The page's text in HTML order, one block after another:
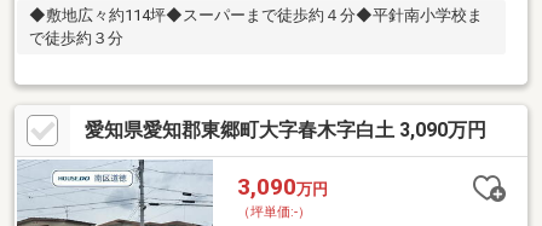
◆敷地広々約114坪◆スーパーまで徒歩約４分◆平針南小学校ま
で徒歩約３分
愛知県愛知郡東郷町大字春木字白土 3,090万円
3,090万円
（坪単価:-）